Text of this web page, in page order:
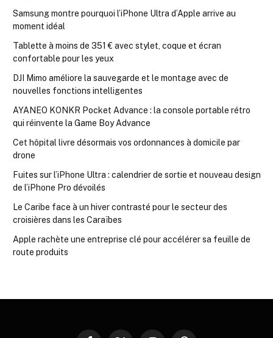
Samsung montre pourquoi l’iPhone Ultra d’Apple arrive au
moment idéal
Tablette à moins de 351 € avec stylet, coque et écran
confortable pour les yeux
DJI Mimo améliore la sauvegarde et le montage avec de
nouvelles fonctions intelligentes
AYANEO KONKR Pocket Advance : la console portable rétro
qui réinvente la Game Boy Advance
Cet hôpital livre désormais vos ordonnances à domicile par
drone
Fuites sur l’iPhone Ultra : calendrier de sortie et nouveau design
de l’iPhone Pro dévoilés
Le Caribe face à un hiver contrasté pour le secteur des
croisières dans les Caraïbes
Apple rachète une entreprise clé pour accélérer sa feuille de
route produits